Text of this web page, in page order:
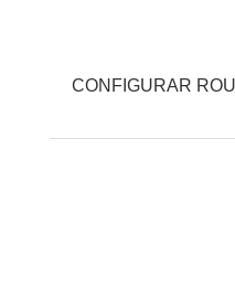
CONFIGURAR